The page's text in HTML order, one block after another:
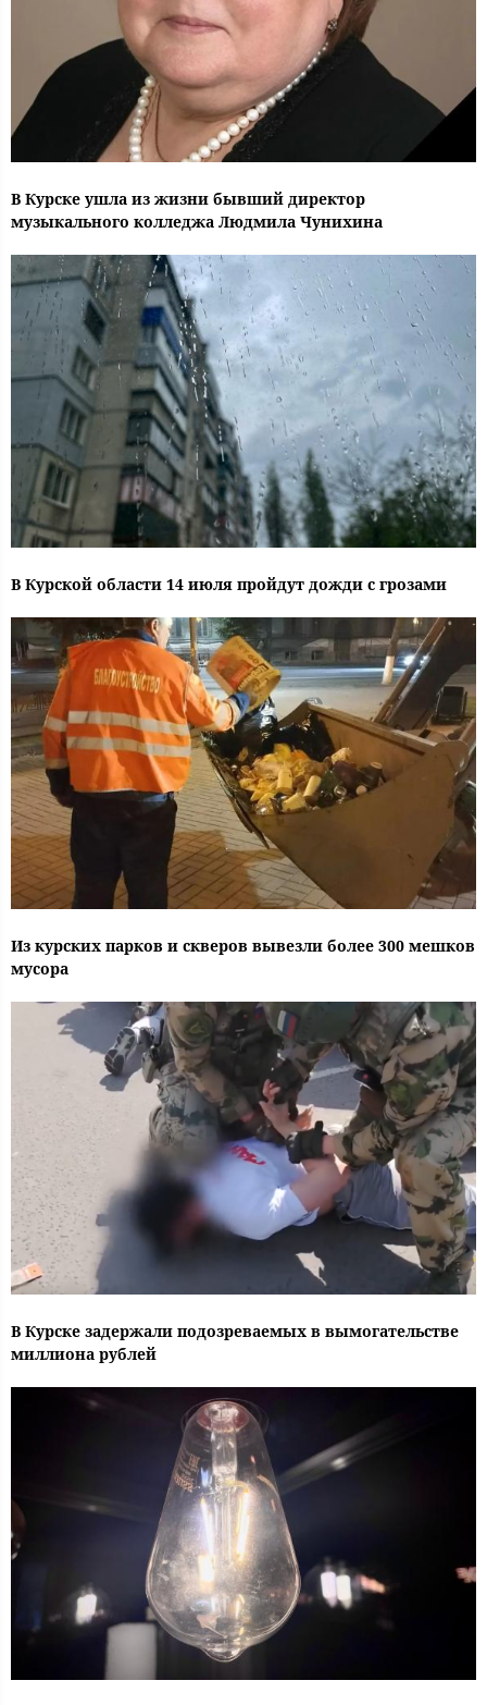
В Курске ушла из жизни бывший директор
музыкального колледжа Людмила Чунихина
В Курской области 14 июля пройдут дожди с грозами
Из курских парков и скверов вывезли более 300 мешков
мусора
В Курске задержали подозреваемых в вымогательстве
миллиона рублей